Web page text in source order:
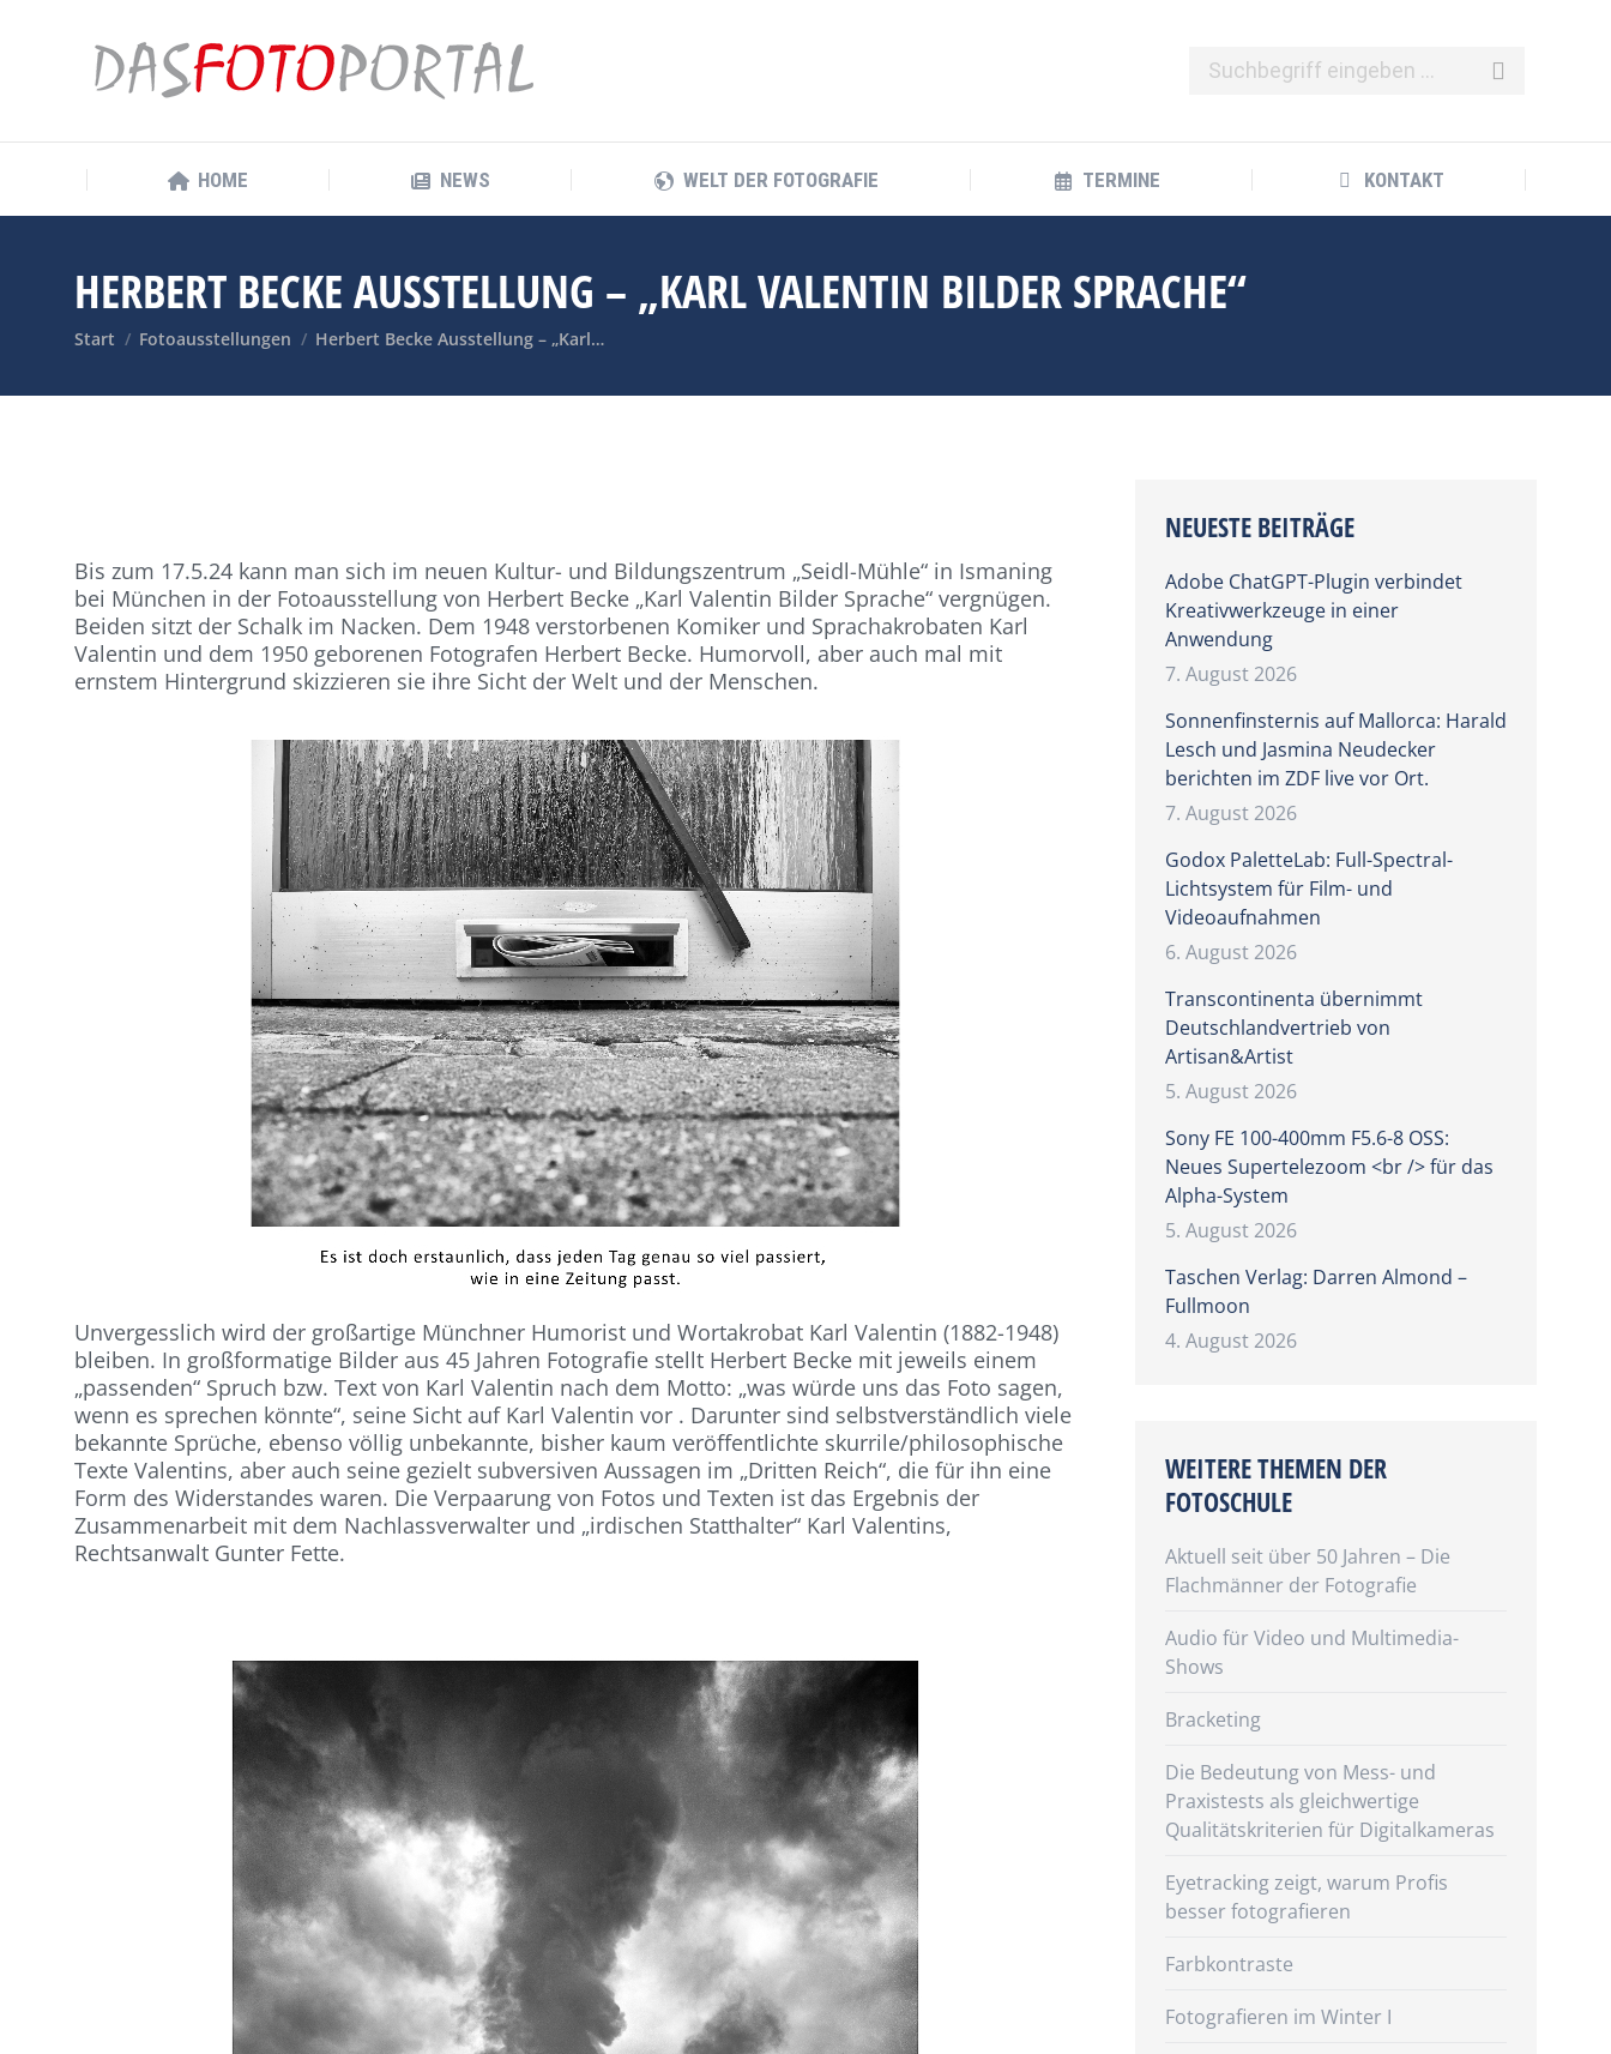
HOME NEWS WELT DER FOTOGRAFIE TERMINE KONTAKT
HERBERT BECKE AUSSTELLUNG – „KARL VALENTIN BILDER SPRACHE“
Sie befinden sich hier:
Start Fotoausstellungen Herbert Becke Ausstellung – „Karl…
Bis zum 17.5.24 kann man sich im neuen Kultur- und Bildungszentrum „Seidl-Mühle“ in Ismaning
bei München in der Fotoausstellung von Herbert Becke „Karl Valentin Bilder Sprache“ vergnügen.
Beiden sitzt der Schalk im Nacken. Dem 1948 verstorbenen Komiker und Sprachakrobaten Karl
Valentin und dem 1950 geborenen Fotografen Herbert Becke. Humorvoll, aber auch mal mit
ernstem Hintergrund skizzieren sie ihre Sicht der Welt und der Menschen.
Unvergesslich wird der großartige Münchner Humorist und Wortakrobat Karl Valentin (1882-1948)
bleiben. In großformatige Bilder aus 45 Jahren Fotografie stellt Herbert Becke mit jeweils einem
„passenden“ Spruch bzw. Text von Karl Valentin nach dem Motto: „was würde uns das Foto sagen,
wenn es sprechen könnte“, seine Sicht auf Karl Valentin vor . Darunter sind selbstverständlich viele
bekannte Sprüche, ebenso völlig unbekannte, bisher kaum veröffentlichte skurrile/philosophische
Texte Valentins, aber auch seine gezielt subversiven Aussagen im „Dritten Reich“, die für ihn eine
Form des Widerstandes waren. Die Verpaarung von Fotos und Texten ist das Ergebnis der
Zusammenarbeit mit dem Nachlassverwalter und „irdischen Statthalter“ Karl Valentins,
Rechtsanwalt Gunter Fette.
NEUESTE BEITRÄGE
Adobe ChatGPT-Plugin verbindet
Kreativwerkzeuge in einer
Anwendung
7. August 2026
Sonnenfinsternis auf Mallorca: Harald
Lesch und Jasmina Neudecker
berichten im ZDF live vor Ort.
7. August 2026
Godox PaletteLab: Full-Spectral-
Lichtsystem für Film- und
Videoaufnahmen
6. August 2026
Transcontinenta übernimmt
Deutschlandvertrieb von
Artisan&Artist
5. August 2026
Sony FE 100-400mm F5.6-8 OSS:
Neues Supertelezoom <br /> für das
Alpha-System
5. August 2026
Taschen Verlag: Darren Almond –
Fullmoon
4. August 2026
WEITERE THEMEN DER
FOTOSCHULE
Aktuell seit über 50 Jahren – Die
Flachmänner der Fotografie
Audio für Video und Multimedia-
Shows
Bracketing
Die Bedeutung von Mess- und
Praxistests als gleichwertige
Qualitätskriterien für Digitalkameras
Eyetracking zeigt, warum Profis
besser fotografieren
Farbkontraste
Fotografieren im Winter I
HOME NEWS